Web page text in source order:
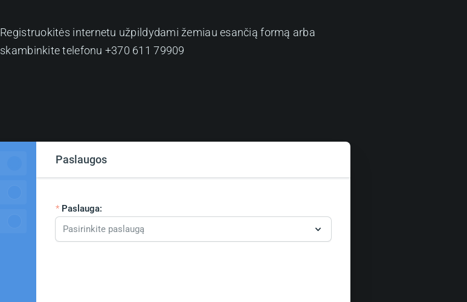
Registruokitės internetu užpildydami žemiau esančią formą arba
skambinkite telefonu +370 611 79909
Paslaugos
Paslauga: